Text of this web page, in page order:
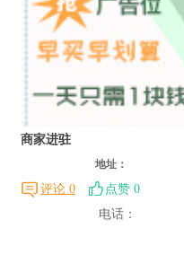
商家进驻
地址：
评论 0
点赞 0
电话：